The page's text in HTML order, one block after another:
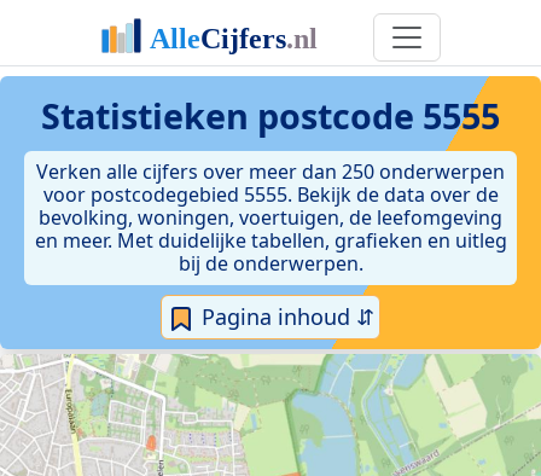
Statistieken postcode 5555
Verken alle cijfers over meer dan 250 onderwerpen
voor postcodegebied 5555. Bekijk de data over de
bevolking, woningen, voertuigen, de leefomgeving
en meer. Met duidelijke tabellen, grafieken en uitleg
bij de onderwerpen.
Pagina inhoud ⇵